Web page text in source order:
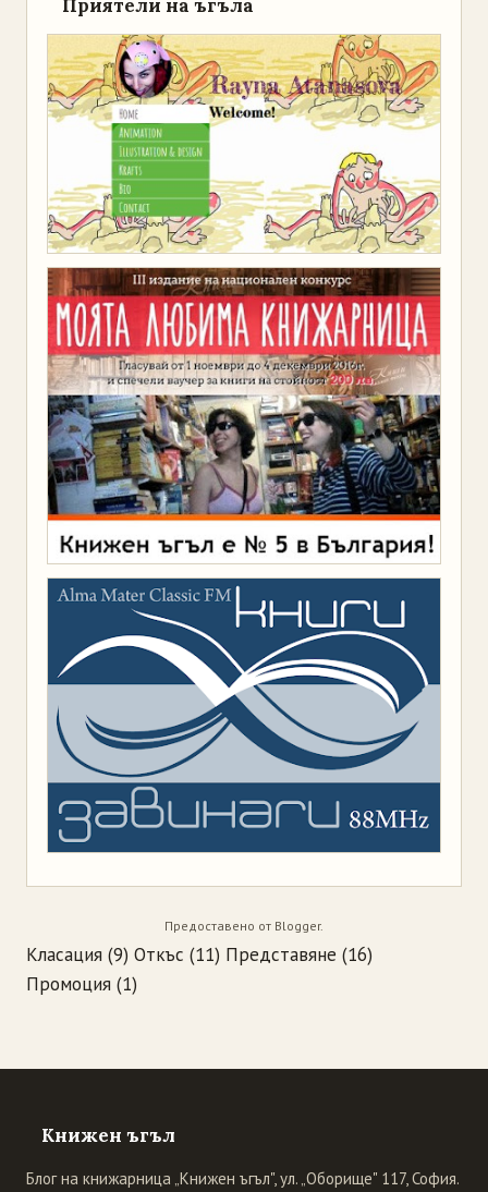
Приятели на ъгъла
Предоставено от Blogger.
Класация (9) Откъс (11) Представяне (16)
Промоция (1)
Книжен ъгъл
Блог на книжарница „Книжен ъгъл", ул. „Оборище" 117, София.